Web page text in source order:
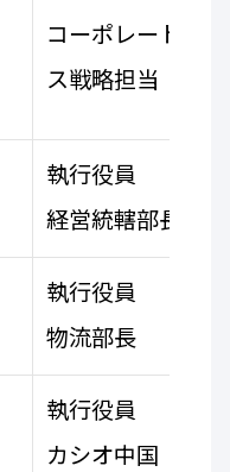
コーポレートガ
ス戦略担当
執行役員
経営統轄部長
執行役員
物流部長
執行役員
カシオ中国 菫事